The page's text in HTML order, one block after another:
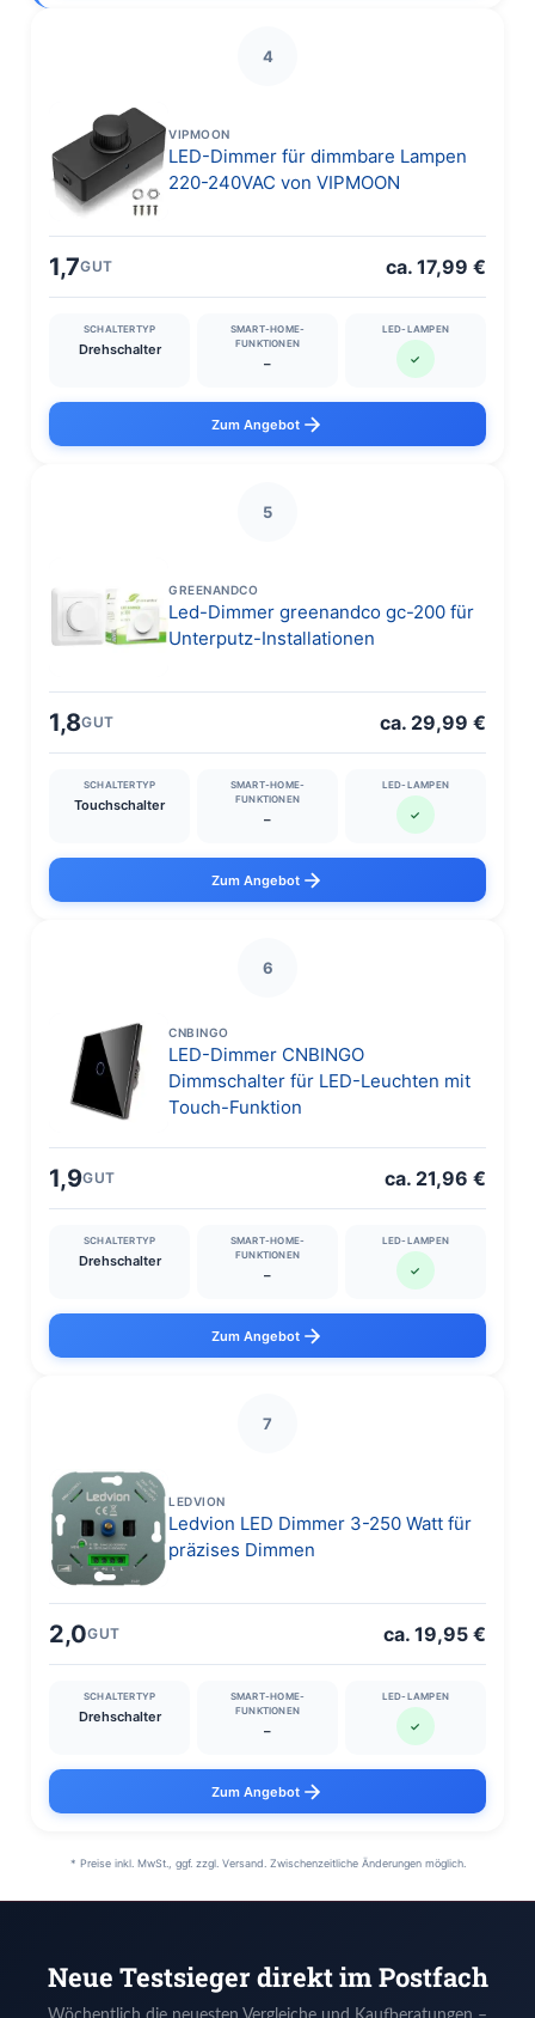
4
VIPMOON
LED-Dimmer für dimmbare Lampen
220-240VAC von VIPMOON
1,7GUT ca. 17,99 €
SCHALTERTYP
Drehschalter
SMART-HOME-
FUNKTIONEN
–
LED-LAMPEN
✓
Zum Angebot
5
GREENANDCO
Led-Dimmer greenandco gc-200 für
Unterputz-Installationen
1,8GUT ca. 29,99 €
SCHALTERTYP
Touchschalter
SMART-HOME-
FUNKTIONEN
–
LED-LAMPEN
✓
Zum Angebot
6
CNBINGO
LED-Dimmer CNBINGO
Dimmschalter für LED-Leuchten mit
Touch-Funktion
1,9GUT ca. 21,96 €
SCHALTERTYP
Drehschalter
SMART-HOME-
FUNKTIONEN
–
LED-LAMPEN
✓
Zum Angebot
7
LEDVION
Ledvion LED Dimmer 3-250 Watt für
präzises Dimmen
2,0GUT ca. 19,95 €
SCHALTERTYP
Drehschalter
SMART-HOME-
FUNKTIONEN
–
LED-LAMPEN
✓
Zum Angebot
* Preise inkl. MwSt., ggf. zzgl. Versand. Zwischenzeitliche Änderungen möglich.
Neue Testsieger direkt im Postfach